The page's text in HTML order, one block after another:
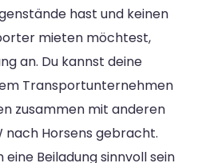
hast und keinen
mieten möchtest,
an. Du kannst deine
Transportunternehmen
zusammen mit anderen
nach Horsens gebracht.
eine Beiladung sinnvoll sein